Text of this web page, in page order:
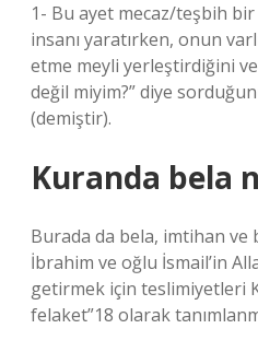
1- Bu ayet mecaz/teşbih bir
insanı yaratırken, onun
etme meyli yerleştirdiğini
değil miyim?” diye
(demiştir).
Kuranda bela
Burada da bela, imtihan ve
İbrahim ve oğlu İsmail’in
getirmek için teslimiyetleri
felaket”18 olarak